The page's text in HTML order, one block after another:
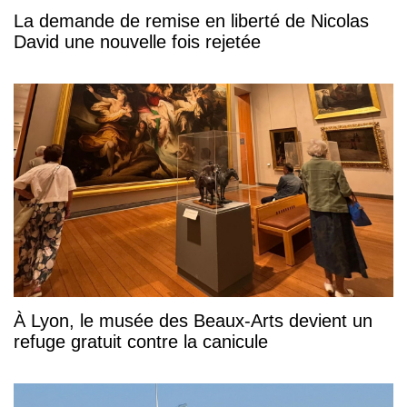
La demande de remise en liberté de Nicolas
David une nouvelle fois rejetée
À Lyon, le musée des Beaux-Arts devient un
refuge gratuit contre la canicule